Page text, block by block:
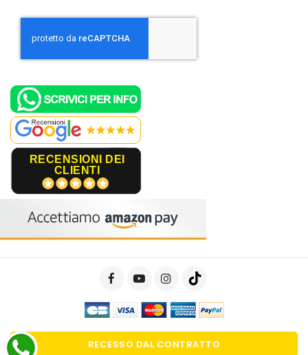
RECENSIONI DEI
CLIENTI
RECESSO DAL CONTRATTO